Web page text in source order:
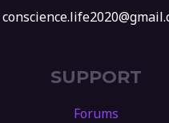
SUPPORT
Forums